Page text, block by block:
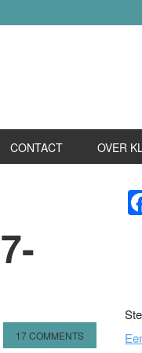
CONTACT OVER
17 COMMENTS